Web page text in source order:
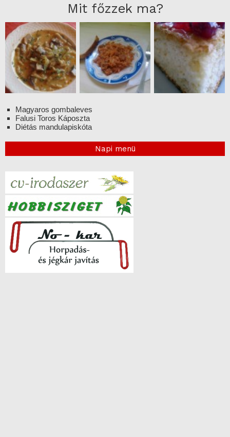
Mit főzzek ma?
Magyaros gombaleves
Falusi Toros Káposzta
Diétás mandulapiskóta
Napi menü